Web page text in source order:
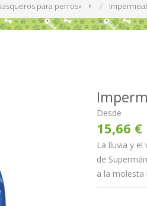
para perros»
Desde
15,66 €
La lluvia y
de
a la molesta